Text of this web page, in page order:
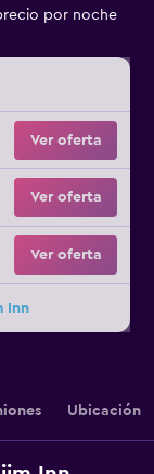
por noche
Ver oferta
Ver oferta
Ver oferta
Inn
Ubicación